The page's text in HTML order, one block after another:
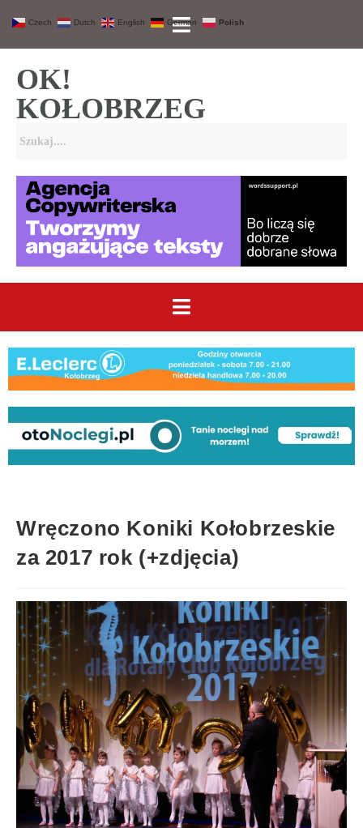
OK!
KOŁOBRZEG
Wręczono Koniki Kołobrzeskie
za 2017 rok (+zdjęcia)
Czech Dutch English German Polish